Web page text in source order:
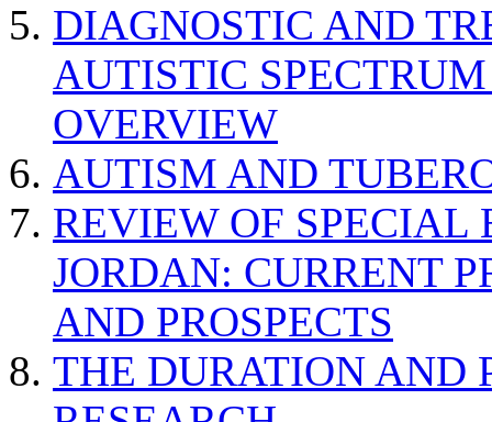
DIAGNOSTIC AND
AUTISTIC
OVERVIEW
AUTISM AND
REVIEW OF SPECIAL
JORDAN: CURRENT
AND PROSPECTS
THE DURATION AND